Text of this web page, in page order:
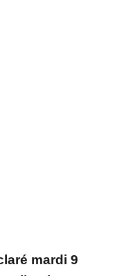
mardi 9